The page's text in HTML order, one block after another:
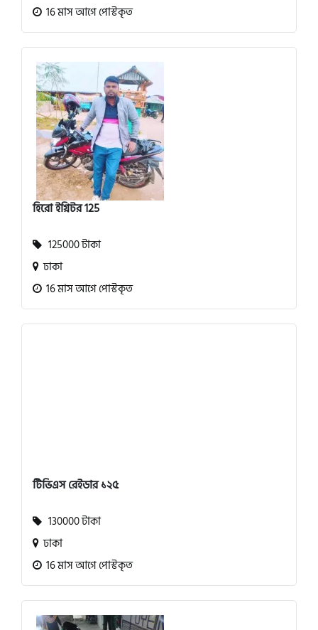
16 মাস আগে পোস্টকৃত
হিরো ইগ্নিটর 125
125000 টাকা
ঢাকা
16 মাস আগে পোস্টকৃত
টিভিএস রেইডার ১২৫
130000 টাকা
ঢাকা
16 মাস আগে পোস্টকৃত